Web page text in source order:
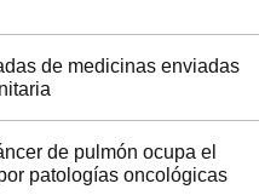
de medicinas enviadas
de pulmón ocupa el
patologías oncológicas